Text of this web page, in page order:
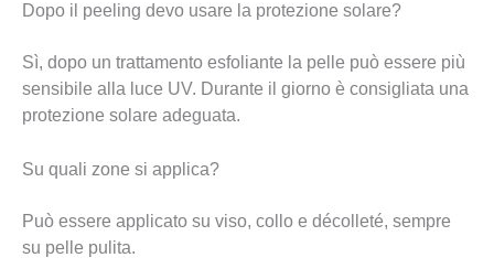
Dopo il peeling devo usare la protezione solare?
Sì, dopo un trattamento esfoliante la pelle può essere più
sensibile alla luce UV. Durante il giorno è consigliata una
protezione solare adeguata.
Su quali zone si applica?
Può essere applicato su viso, collo e décolleté, sempre
su pelle pulita.